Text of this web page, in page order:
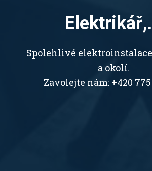
Spolehlivé
a okolí.
Zavolejte nám: +420 775